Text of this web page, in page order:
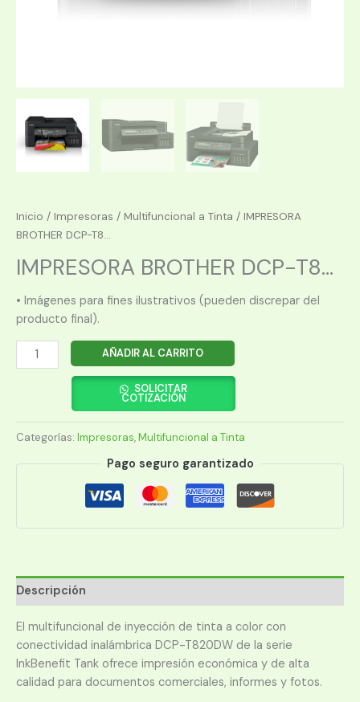
Inicio / Impresoras / Multifuncional a Tinta / IMPRESORA
BROTHER DCP-T8...
IMPRESORA BROTHER DCP-T8...
• Imágenes para fines ilustrativos (pueden discrepar del
producto final).
IMPRESORA
BROTHER
MULTIFUNCION
WIF/DUPLEX/IN
AÑADIR AL CARRITO
SOLICITAR
COTIZACIÓN
Categorías: Impresoras,Multifuncional a Tinta
Pago seguro garantizado
Descripción
El multifuncional de inyección de tinta a color con
conectividad inalámbrica DCP-T820DW de la serie
InkBenefit Tank ofrece impresión económica y de alta
calidad para documentos comerciales, informes y fotos.